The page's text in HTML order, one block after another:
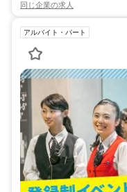
同じ企業の求人
アルバイト・パート